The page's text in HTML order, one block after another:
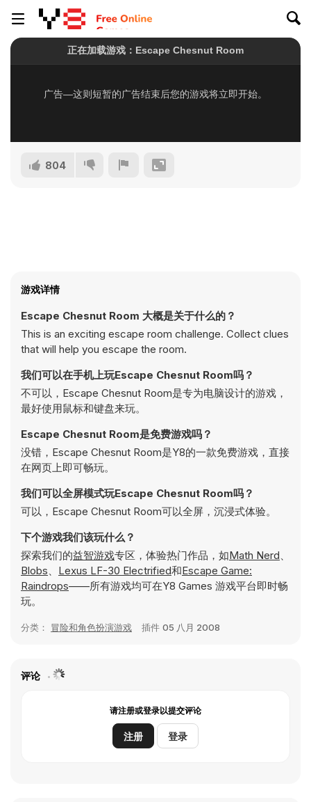
804
游戏详情
Escape Chesnut Room 大概是关于什么的？
This is an exciting escape room challenge. Collect clues
that will help you escape the room.
我们可以在手机上玩Escape Chesnut Room吗？
不可以，Escape Chesnut Room是专为电脑设计的游戏，
最好使用鼠标和键盘来玩。
Escape Chesnut Room是免费游戏吗？
没错，Escape Chesnut Room是Y8的一款免费游戏，直接
在网页上即可畅玩。
我们可以全屏模式玩Escape Chesnut Room吗？
可以，Escape Chesnut Room可以全屏，沉浸式体验。
下个游戏我们该玩什么？
探索我们的益智游戏专区，体验热门作品，如Math Nerd、
Blobs、 Lexus LF-30 Electrified和Escape Game:
Raindrops——所有游戏均可在Y8 Games 游戏平台即时畅
玩。
分类： 冒险和角色扮演游戏 插件 05 八月 2008
评论
请注册或登录以提交评论
注册 登录